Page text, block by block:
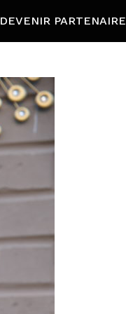
DEVENIR PARTENAIRE